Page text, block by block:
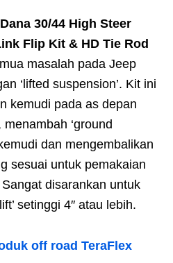
30/44 High Steer
Flip Kit & HD Tie Rod
masalah pada Jeep
‘lifted suspension’. Kit ini
kemudi pada as depan
‘ground
dan mengembalikan
sesuai untuk pemakaian
disarankan untuk
setinggi 4″ atau lebih.
off road TeraFlex